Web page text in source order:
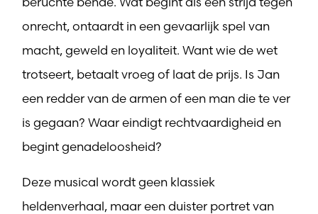
onrecht, ontaardt in een gevaarlijk spel van
macht, geweld en loyaliteit. Want wie de wet
trotseert, betaalt vroeg of laat de prijs. Is Jan
een redder van de armen of een man die te ver
is gegaan? Waar eindigt rechtvaardigheid en
begint genadeloosheid?
Deze musical wordt geen klassiek
heldenverhaal, maar een duister portret van